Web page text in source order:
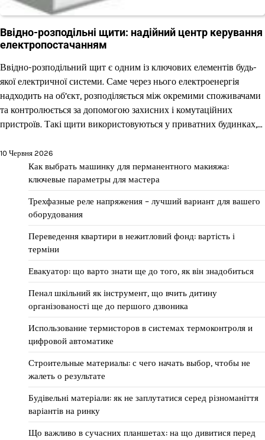
Ввідно-розподільні щити: надійний центр керування
електропостачанням
Ввідно-розподільний щит є одним із ключових елементів будь-
якої електричної системи. Саме через нього електроенергія
надходить на об’єкт, розподіляється між окремими споживачами
та контролюється за допомогою захисних і комутаційних
пристроїв. Такі щити використовуються у приватних будинках,…
10 Червня 2026
Как выбрать машинку для перманентного макияжа:
ключевые параметры для мастера
Трехфазные реле напряжения – лучший вариант для вашего
оборудования
Переведення квартири в нежитловий фонд: вартість і
терміни
Евакуатор: що варто знати ще до того, як він знадобиться
Пенал шкільний як інструмент, що вчить дитину
організованості ще до першого дзвоника
Использование термисторов в системах термоконтроля и
цифровой автоматике
Строительные материалы: с чего начать выбор, чтобы не
жалеть о результате
Будівельні матеріали: як не заплутатися серед різноманіття
варіантів на ринку
Що важливо в сучасних планшетах: на що дивитися перед